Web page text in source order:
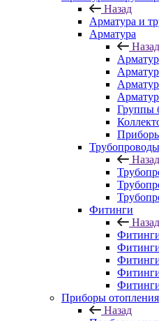
Назад
Арматура и
Арматура
Назад
Группы
Трубопроводы
Назад
Фитинги
Назад
Приборы отопления
Назад